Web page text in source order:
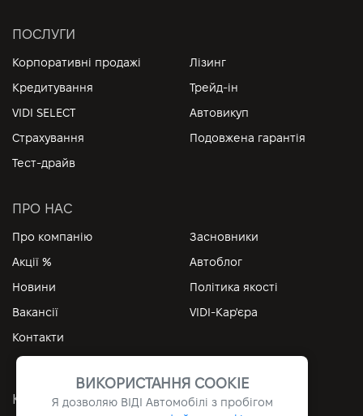
ПОСЛУГИ
Корпоративні продажі
Лізинг
Кредитування
Трейд-ін
VIDI SELECT
Автовикуп
Страхування
Подовжена гарантія
Тест-драйв
ПРО НАС
Про компанію
Засновники
Акції %
Автоблог
Новини
Політика якості
Вакансії
VIDI-Кар'єра
Контакти
КОРИСНІ ПОСИЛАННЯ
ВИКОРИСТАННЯ COOKIE
Я дозволяю ВІДІ Автомобілі з пробігом